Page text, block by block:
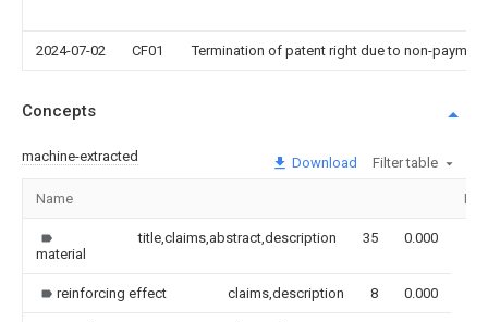
2024-07-02 CF01 Termination of patent right due to non-
Concepts
machine-extracted Download Filter table
Name
material
title,claims,abstract,description 35 0.000
reinforcing effect claims,description 8 0.000